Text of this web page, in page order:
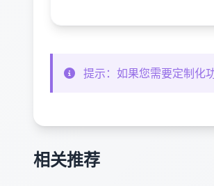
提示：如果您需要定制化
相关推荐